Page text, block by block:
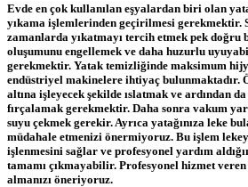
Evde en çok kullanılan eşyalardan biri olan
yıkama işlemlerinden geçirilmesi gerekmektir.
zamanlarda yıkatmayı tercih etmek pek
oluşumunu engellemek ve daha huzurlu
gerekmektir. Yatak temizliğinde maksimum
endüstriyel makinelere ihtiyaç bulunmaktadır.
altına işleyecek şekilde ıslatmak ve ardından
fırçalamak gerekmektir. Daha sonra vakum
suyu çekmek gerekir. Ayrıca yatağınıza leke
müdahale etmenizi önermiyoruz. Bu işlem
işlenmesini sağlar ve profesyonel yardım
tamamı çıkmayabilir. Profesyonel hizmet
almanızı öneriyoruz.